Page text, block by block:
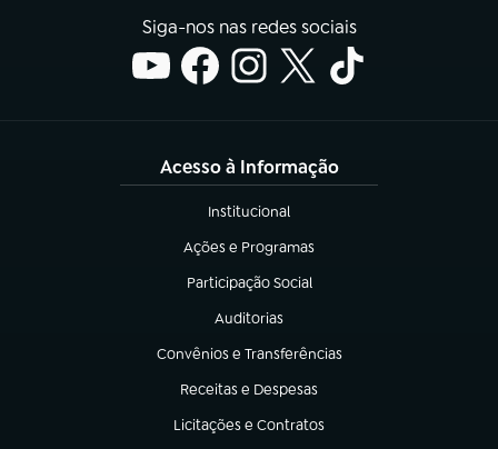
Siga-nos nas redes sociais
Acesso à Informação
Institucional
(abre em nova aba)
Ações e Programas
(abre em nova aba)
Participação Social
(abre em nova aba)
Auditorias
(abre em nova aba)
Convênios e Transferências
(abre em nova aba)
Receitas e Despesas
(abre em nova aba)
Licitações e Contratos
(abre em nova aba)